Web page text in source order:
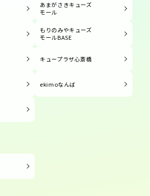
あまがさきキューズ
モール
もりのみやキューズ
モールBASE
キュープラザ心斎橋
ekimoなんば